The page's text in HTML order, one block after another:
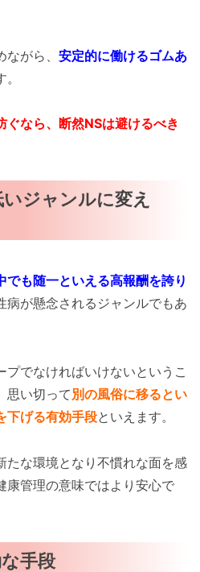
がら、 安定的に働けるゴムあ
ぐなら、断然NSは避けるべき
ジャンルに変え
でも随一といえる高報酬を誇り
病が懸念されるジャンルでもあ
プでなければいけないというこ
思い切って別の風俗に移るとい
下げる有効手段といえます。
たな環境となり不慣れな面を感
康管理の意味ではより安心で
手段